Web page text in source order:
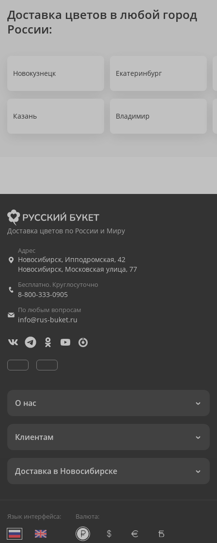
Доставка цветов в любой город
России:
Новокузнецк Екатеринбург
Казань Владимир
Доставка цветов по России и Миру
Адрес
Новосибирск, Ипподромская, 42
Новосибирск, Московская улица, 77
Бесплатно. Круглосуточно
8-800-333-0905
По любым вопросам
info@rus-buket.ru
О нас
Клиентам
Доставка в Новосибирске
Язык интерфейса: Валюта: